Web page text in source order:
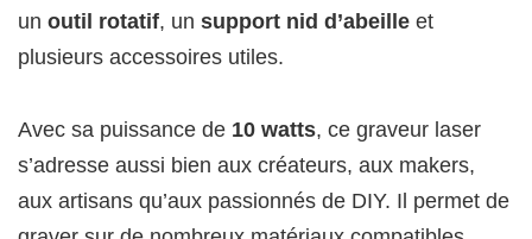
un outil rotatif, un support nid d’abeille et
plusieurs accessoires utiles.
Avec sa puissance de 10 watts, ce graveur laser
s’adresse aussi bien aux créateurs, aux makers,
aux artisans qu’aux passionnés de DIY. Il permet de